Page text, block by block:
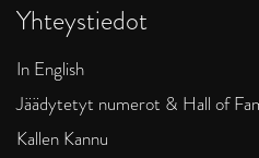
Yhteystiedot
In English
Jäädytetyt numerot & Hall of
Kallen Kannu